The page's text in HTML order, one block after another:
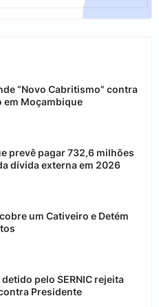
“Novo Cabritismo” contra
em Moçambique
prevê pagar 732,6 milhões
dívida externa em 2026
um Cativeiro e Detém
pelo SERNIC rejeita
Presidente